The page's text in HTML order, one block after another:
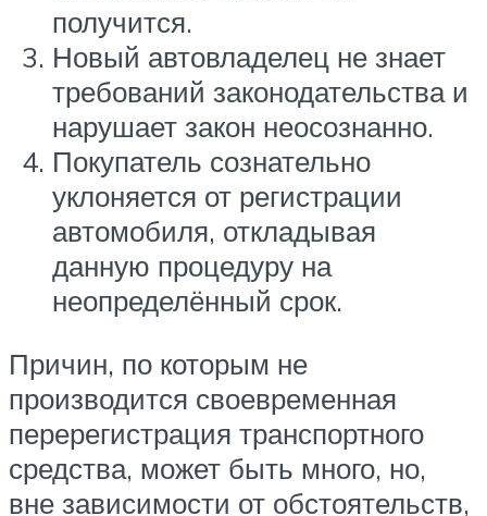
получится.
Новый автовладелец не знает
требований законодательства и
нарушает закон неосознанно.
Покупатель сознательно
уклоняется от регистрации
автомобиля, откладывая
данную процедуру на
неопределённый срок.
Причин, по которым не
производится своевременная
перерегистрация транспортного
средства, может быть много, но,
вне зависимости от обстоятельств,